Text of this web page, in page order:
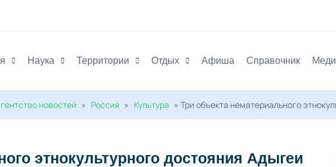
Наука Территории Отдых Афиша Справочник
новостей » Россия » Культура » Три объекта нематериального
этнокультурного достояния Адыгеи